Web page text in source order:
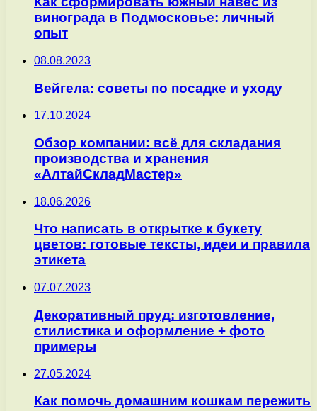
винограда в Подмосковье: личный
опыт
08.08.2023
Вейгела: советы по посадке и уходу
17.10.2024
Обзор компании: всё для складания
производства и хранения
«АлтайCкладМастер»
18.06.2026
Что написать в открытке к букету
цветов: готовые тексты, идеи и правила
этикета
07.07.2023
Декоративный пруд: изготовление,
стилистика и оформление + фото
примеры
27.05.2024
Как помочь домашним кошкам пережить